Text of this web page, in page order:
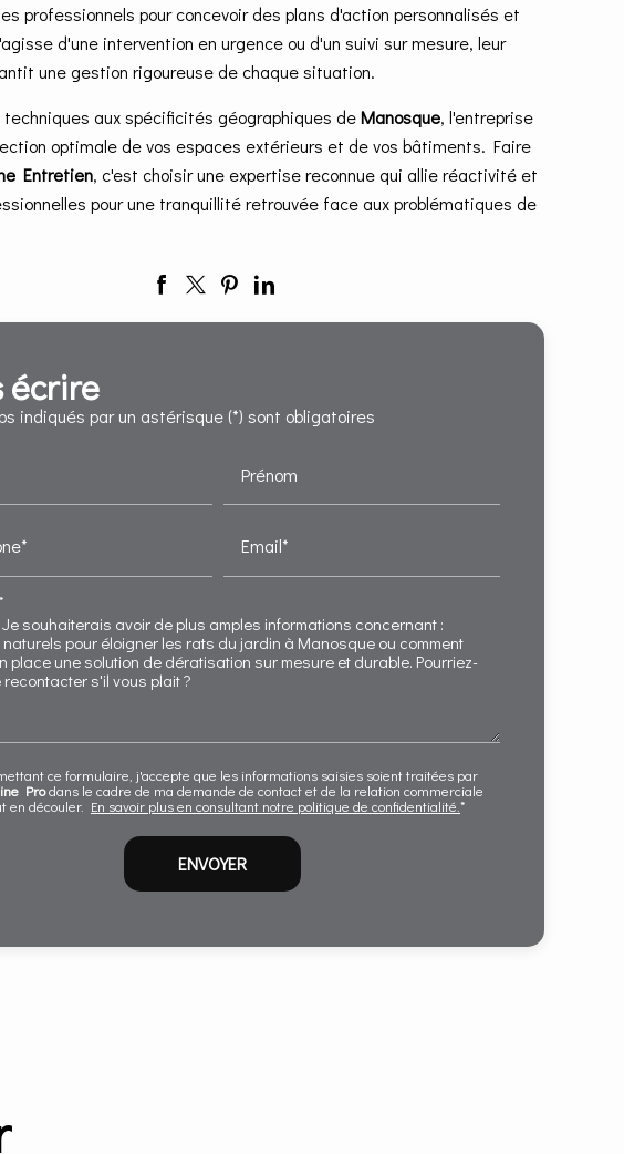
professionnels pour concevoir des plans d'action personnalisés et
d'une intervention en urgence ou d'un suivi sur mesure, leur
une gestion rigoureuse de chaque situation.
aux spécificités géographiques deManosque, l'entreprise
optimale de vos espaces extérieurs et de vos bâtiments. Faire
Entretien, c'est choisir une expertise reconnue qui allie réactivité et
pour une tranquillité retrouvée face aux problématiques de
écrire
indiqués par un astérisque (*) sont obligatoires
Prénom
Email*
ce formulaire, j'accepte que les informations saisies soient traitées par
Prodans le cadre de ma demande de contact et de la relation commerciale
en découler. En savoir plus en consultant notre politique de confidentialité. *